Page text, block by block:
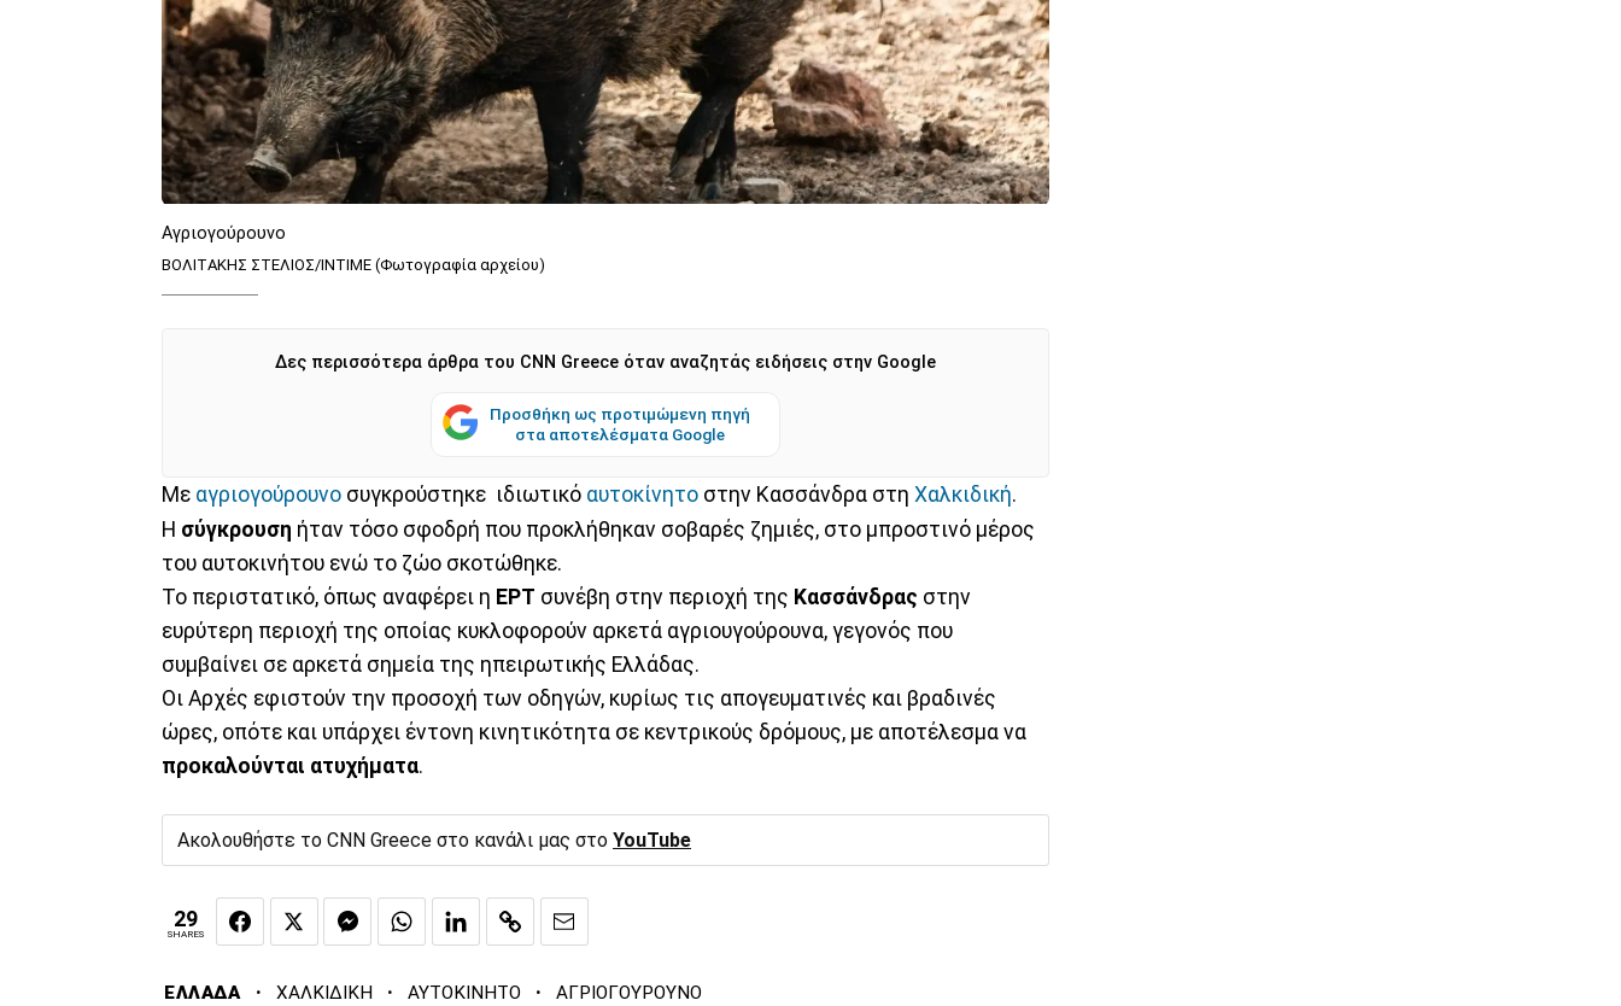
Αγριογούρουνο
ΒΟΛΙΤΑΚΗΣ ΣΤΕΛΙΟΣ/INTIME (Φωτογραφία αρχείου)
Δες περισσότερα άρθρα του CNN Greece όταν αναζητάς ειδήσεις στην Google
Προσθήκη ως προτιμώμενη πηγή
στα αποτελέσματα Google
Με αγριογούρουνο συγκρούστηκε ιδιωτικό αυτοκίνητο στην Κασσάνδρα στη Χαλκιδική.
Η σύγκρουση ήταν τόσο σφοδρή που προκλήθηκαν σοβαρές ζημιές, στο μπροστινό μέρος
του αυτοκινήτου ενώ το ζώο σκοτώθηκε.
Το περιστατικό, όπως αναφέρει η ΕΡΤ συνέβη στην περιοχή της Κασσάνδρας στην
ευρύτερη περιοχή της οποίας κυκλοφορούν αρκετά αγριουγούρουνα, γεγονός που
συμβαίνει σε αρκετά σημεία της ηπειρωτικής Ελλάδας.
Οι Αρχές εφιστούν την προσοχή των οδηγών, κυρίως τις απογευματινές και βραδινές
ώρες, οπότε και υπάρχει έντονη κινητικότητα σε κεντρικούς δρόμους, με αποτέλεσμα να
προκαλούνται ατυχήματα.
Ακολουθήστε το CNN Greece στο κανάλι μας στο YouTube
29
SHARES
ΕΛΛΑΔΑ · ΧΑΛΚΙΔΙΚΗ · ΑΥΤΟΚΙΝΗΤΟ · ΑΓΡΙΟΓΟΥΡΟΥΝΟ